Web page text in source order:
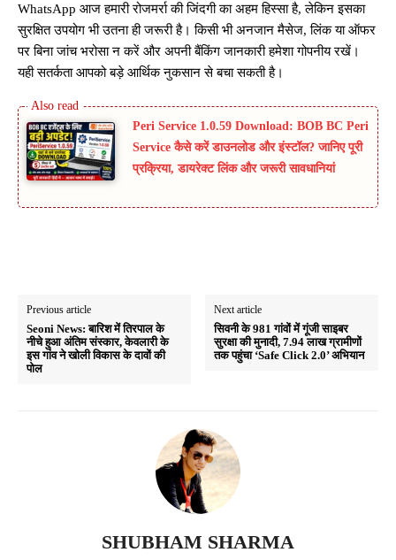
WhatsApp आज हमारी रोजमर्रा की जिंदगी का अहम हिस्सा है, लेकिन इसका
सुरक्षित उपयोग भी उतना ही जरूरी है। किसी भी अनजान मैसेज, लिंक या ऑफर
पर बिना जांच भरोसा न करें और अपनी बैंकिंग जानकारी हमेशा गोपनीय रखें।
यही सतर्कता आपको बड़े आर्थिक नुकसान से बचा सकती है।
Peri Service 1.0.59 Download: BOB BC Peri
Service कैसे करें डाउनलोड और इंस्टॉल? जानिए पूरी
प्रक्रिया, डायरेक्ट लिंक और जरूरी सावधानियां
Previous article
Seoni News: बारिश में तिरपाल के
नीचे हुआ अंतिम संस्कार, केवलारी के
इस गांव ने खोली विकास के दावों की
पोल
Next article
सिवनी के 981 गांवों में गूंजी साइबर
सुरक्षा की मुनादी, 7.94 लाख ग्रामीणों
तक पहुंचा ‘Safe Click 2.0’ अभियान
SHUBHAM SHARMA